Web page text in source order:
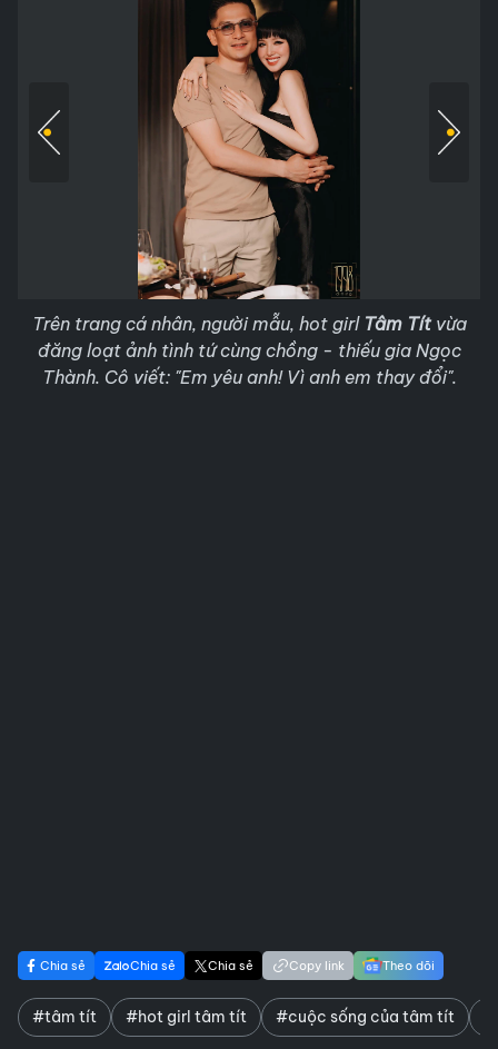
Trên trang cá nhân, người mẫu, hot girl Tâm Títvừa
đăng loạt ảnh tình tứ cùng chồng - thiếu gia Ngọc
Thành. Cô viết: "Em yêu anh! Vì anh em thay đổi".
Chia sẻ Chia sẻ Chia sẻ Copy link Theo dõi
#tâm tít #hot girl tâm tít #cuộc sống của tâm tít